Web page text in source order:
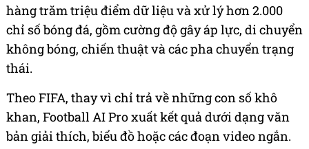
hàng trăm triệu điểm dữ liệu và xử lý hơn 2.000
chỉ số bóng đá, gồm cường độ gây áp lực, di chuyển
không bóng, chiến thuật và các pha chuyển trạng
thái.
Theo FIFA, thay vì chỉ trả về những con số khô
khan, Football AI Pro xuất kết quả dưới dạng văn
bản giải thích, biểu đồ hoặc các đoạn video ngắn.